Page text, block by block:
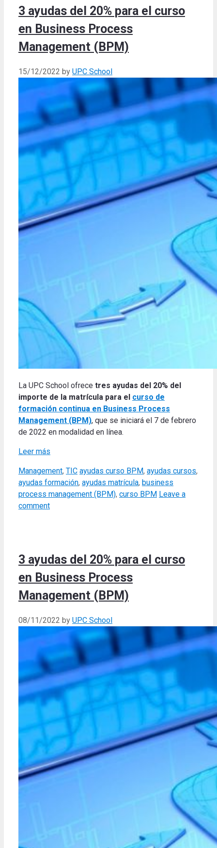
3 ayudas del 20% para el curso
en Business Process
Management (BPM)
15/12/2022 by UPC School
La UPC School ofrece tres ayudas del 20% del
importe de la matrícula para el curso de
formación continua en Business Process
Management (BPM), que se iniciará el 7 de febrero
de 2022 en modalidad en línea.
Leer más
Categories
Management, TIC Tags
ayudas curso BPM, ayudas cursos,
ayudas formación, ayudas matrícula, business
process management (BPM), curso BPM Leave a
comment
3 ayudas del 20% para el curso
en Business Process
Management (BPM)
08/11/2022 by UPC School